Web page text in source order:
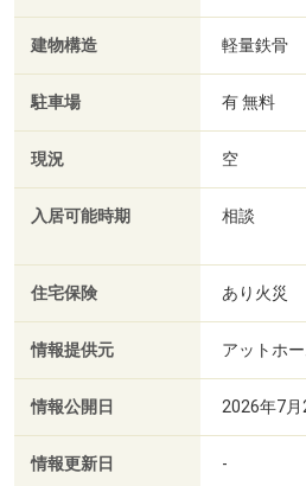
建物構造 軽量鉄骨
駐車場 有 無料
現況 空
入居可能時期 相談
住宅保険 あり火災
情報提供元 アットホ
情報公開日 2026年7月
情報更新日 -